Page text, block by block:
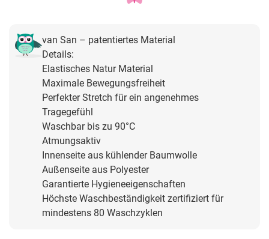
van San – patentiertes Material
Details:
Elastisches Natur Material
Maximale Bewegungsfreiheit
Perfekter Stretch für ein angenehmes
Tragegefühl
Waschbar bis zu 90°C
Atmungsaktiv
Innenseite aus kühlender Baumwolle
Außenseite aus Polyester
Garantierte Hygieneeigenschaften
Höchste Waschbeständigkeit zertifiziert für
mindestens 80 Waschzyklen